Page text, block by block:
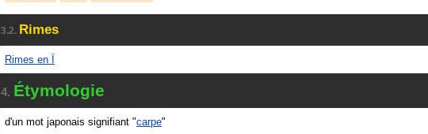
3.2. Rimes
Rimes en Ï
4. Étymologie
d'un mot japonais signifiant "carpe"